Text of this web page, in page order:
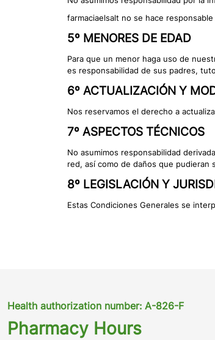
farmaciaelsalt no se hace
5º MENORES DE EDAD
Para que un menor haga uso de
es responsabilidad de sus padres,
6º ACTUALIZACIÓN Y
Nos reservamos el derecho a
7º ASPECTOS TÉCNICOS
No asumimos responsabilidad
red, así como de daños que
8º LEGISLACIÓN Y
Estas Condiciones Generales se
Health authorization number: A-826-F
Pharmacy Hours